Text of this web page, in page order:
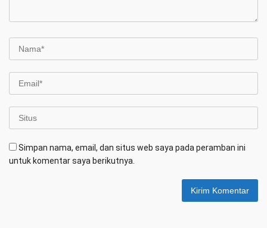
Simpan nama, email, dan situs web saya pada peramban ini
untuk komentar saya berikutnya.